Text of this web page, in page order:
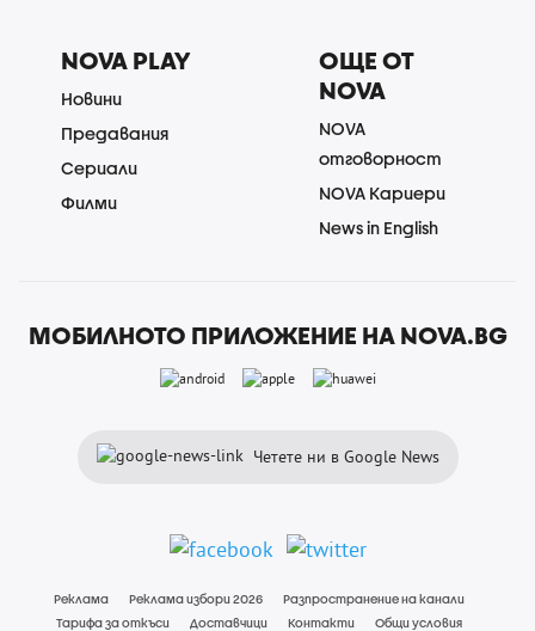
NOVA PLAY
Новини
Предавания
Сериали
Филми
ОЩЕ ОТ
NOVA
NOVA
отговорност
NOVA Кариери
News in English
МОБИЛНОТО ПРИЛОЖЕНИЕ НА NOVA.BG
Четете ни в Google News
Реклама Реклама избори 2026
Разпространение на канали
Тарифа за откъси
Доставчици Контакти Общи условия